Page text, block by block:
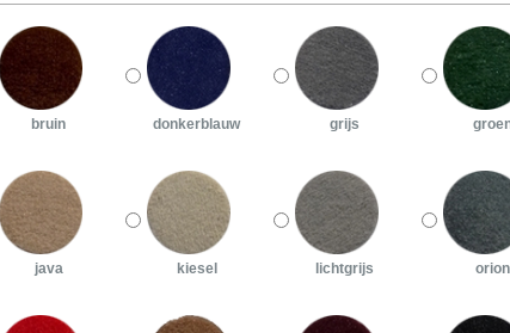
bruin donkerblauw grijs
java kiesel lichtgrijs orion